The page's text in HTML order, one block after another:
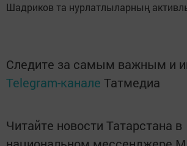
Шадриков та нурлатлыларның
Следите за самым важным и
Telegram-канале Татмедиа
Читайте новости Татарстана в